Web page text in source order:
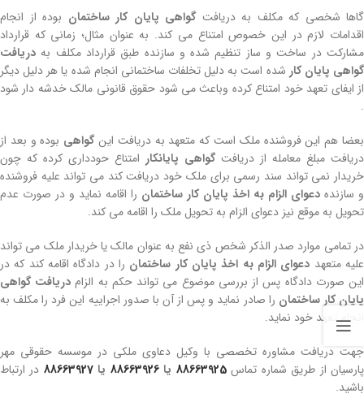
گاها شخصی که مکلف به دریافت گواهی پایان کار ساختمان بوده از انجام
اقدامات لازم در این خصوص امتناع می کند. به عنوان مثال؛ زمانی که قرارداد
مشارکت در ساخت و ساز تنظیم شده و سازنده طبق قرارداد مکلف به دریافت
گواهی پایان کار شده است به دلیل تخلفات ساختمانی انجام شده یا هر دلیل دیگر
از ایفای تعهد خود امتناع کرده وباعث می شود حقوق قانونی مالک خدشه دار شود
.
بعضا هم این فروشنده ملک است که متعهد به دریافت این گواهی بوده و بعد از
دریافت مبلغ معامله از دریافت گواهی پایانکار امتناع حودداری کرده که چون
خریدار نمی تواند سند رسمی برای ملک خود دریافت کند می تواند علیه فروشنده
و سازنده دعوای الزام به اخذ پایان کار ساختمان را اقامه نماید و در صورت عدم
تحویل به موقع نیز دعوای الزام به تحویل ملک را اقامه می کند.
در تمامی موارد صدر الذکر شخص ذی نفع به عنوان مالک یا خریدار ملک می تواند
علیه متعهد دعوای الزام به اخذ پایان کار ساختمان را در دادگاه اقامه کند که در
این صورت دادگاه پس از بررسی موضوع می تواند حکم به الزام دریافت گواهی
پایان کار ساختمان را صادر نماید و پس از آن با صدور اجراییه این فرد را مکلف به
انجام تعهد خود نماید.
جهت دریافت مشاوره تخصصی با وکیل دعاوی ملکی در موسسه حقوقی مهر
پارسیان از طریق شماره تماس88663925 یا88663926 یا88663927 در ارتباط
باشید.